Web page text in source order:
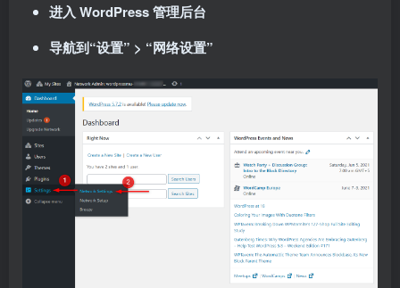
进入 WordPress 管理后台
导航到“设置” > “网络设置”